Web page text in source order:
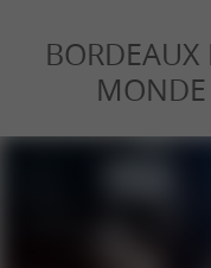
BORDEAUX